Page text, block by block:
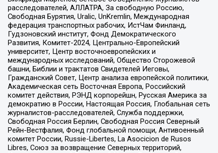
расследователей, АЛЛАТРА, За свободную Россию,
Свободная Бурятия, Uralic, UnKremlin, Международная
федерация транспортных рабочих, ИстЧам Финланд,
Гудзоновский институт, Фонд Демократического
Развития, Комитет-2024, Центрально-Европейский
университет, Центр восточноевропейских и
международных исследований, Общество Сторожевой
башни, Библии и трактатов Свидетелей Иеговы,
Гражданский Совет, Центр анализа европейской политики,
Академическая сеть Восточная Европа, Российский
комитет действия, РЭНД корпорейшн, Русская Америка за
демократию в России, Настоящая Россия, Глобальная сеть
журналистов-расследователей, Служба поддержки,
Свободная Россия Берлин, Свободная Россия Северный
Рейн-Вестфалия, Фонд глобальной помощи, Антивоенный
комитет России, Russie-Libertes, La Asocicion de Rusos
Libres, Союз за возвращение Северных территорий,